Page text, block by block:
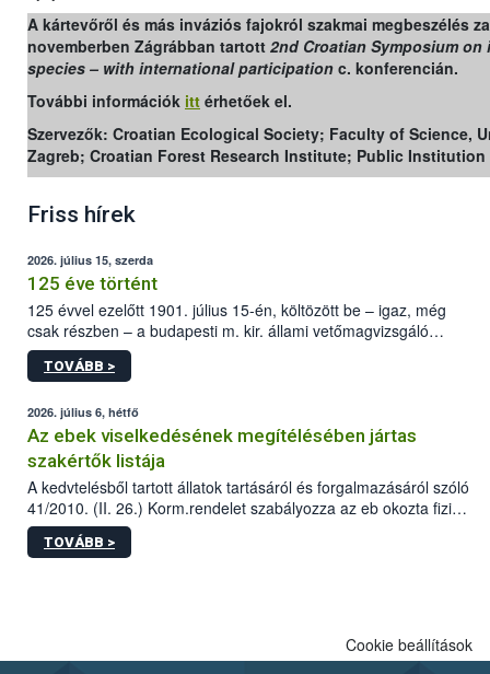
A kártevőről és más inváziós fajokról szakmai megbeszélés
novemberben Zágrábban tartott 2nd Croatian Symposium on
species – with international participation c. konferencián.
További információk itt érhetőek el.
Szervezők: Croatian Ecological Society; Faculty of Science,
Zagreb; Croatian Forest Research Institute; Public Institution
Friss hírek
2026. július 15, szerda
125 éve történt
125 évvel ezelőtt 1901. július 15-én, költözött be – igaz, még
csak részben – a budapesti m. kir. állami vetőmagvizsgáló
állomás a Kis Rókus utca 15. szám alatti, Czigler Győző által
tervezett új épületébe.
TOVÁBB >
2026. július 6, hétfő
Az ebek viselkedésének megítélésében jártas
szakértők listája
A kedvtelésből tartott állatok tartásáról és forgalmazásáról szóló
41/2010. (II. 26.) Korm.rendelet szabályozza az eb okozta fizikai
sérülés, illetve ennek veszélye keletkezésekor felmerülő
hatósági feladatokat, valamint a veszélyes eb tartását és annak
TOVÁBB >
Cookie beállítások